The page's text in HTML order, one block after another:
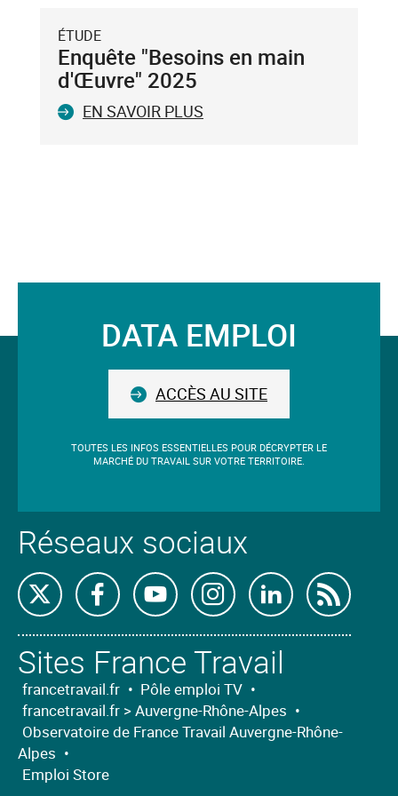
du
clavier.
Vous
ne
pouvez
clé
ÉTUDE
Enquête "Besoins en main
d'Œuvre" 2025
EN SAVOIR PLUS
Suivez-DATA EMPLOI
ACCÈS AU SITE
TOUTES LES INFOS ESSENTIELLES POUR DÉCRYPTER LE
MARCHÉ DU TRAVAIL SUR VOTRE TERRITOIRE.
Réseaux sociaux
Retrouvez-
nous
sur
X
Retrouvez-
nous
sur
Facebook
Retrouvez-
nous
sur
Youtube
Retrouvez-
nous
sur
Instagram
Retrouvez-
nous
Sites France Travail
francetravail.fr • Pôle emploi TV •
francetravail.fr > Auvergne-Rhône-Alpes •
Observatoire de France Travail Auvergne-Rhône-
Alpes •
Emploi Store